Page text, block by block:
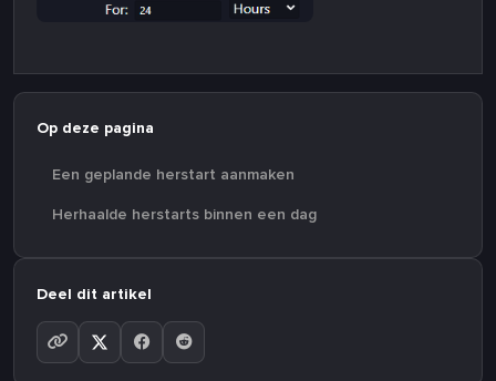
Op deze pagina
Een geplande herstart aanmaken
Herhaalde herstarts binnen een dag
Deel dit artikel